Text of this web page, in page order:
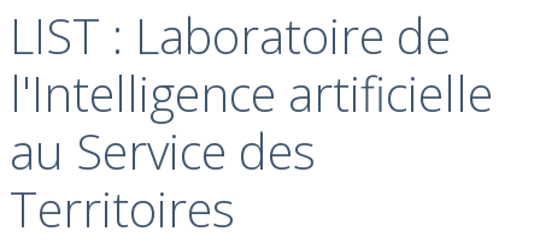
LIST : Laboratoire de
l'Intelligence artificielle
au Service des
Territoires